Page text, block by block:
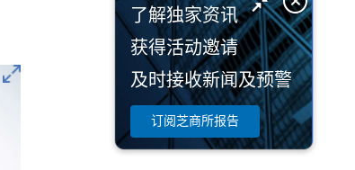
了解独家资讯
获得活动邀请
及时接收新闻及预警
订阅芝商所报告